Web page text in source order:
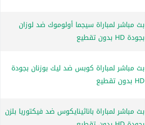
بث مباشر لمباراة سيجما أولوموك ضد لوزان
بجودة HD بدون تقطيع
بث مباشر لمباراة كوبس ضد ليك بوزنان بجودة
HD بدون تقطيع
بث مباشر لمباراة باناثينايكوس ضد فيكتوريا بلزن